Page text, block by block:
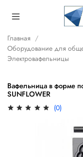
Главная
Оборудование для
Электровафельницы
Вафельница в форме
SUNFLOWER
(0)